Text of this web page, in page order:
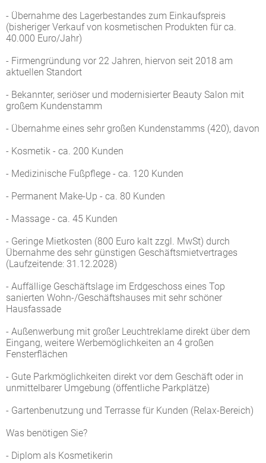
- Übernahme des Lagerbestandes zum Einkaufspreis
(bisheriger Verkauf von kosmetischen Produkten für ca.
40.000 Euro/Jahr)
- Firmengründung vor 22 Jahren, hiervon seit 2018 am
aktuellen Standort
- Bekannter, seriöser und modernisierter Beauty Salon mit
großem Kundenstamm
- Übernahme eines sehr großen Kundenstamms (420), davon
- Kosmetik - ca. 200 Kunden
- Medizinische Fußpflege - ca. 120 Kunden
- Permanent Make-Up - ca. 80 Kunden
- Massage - ca. 45 Kunden
- Geringe Mietkosten (800 Euro kalt zzgl. MwSt) durch
Übernahme des sehr günstigen Geschäftsmietvertrages
(Laufzeitende: 31.12.2028)
- Auffällige Geschäftslage im Erdgeschoss eines Top
sanierten Wohn-/Geschäftshauses mit sehr schöner
Hausfassade
- Außenwerbung mit großer Leuchtreklame direkt über dem
Eingang, weitere Werbemöglichkeiten an 4 großen
Fensterflächen
- Gute Parkmöglichkeiten direkt vor dem Geschäft oder in
unmittelbarer Umgebung (öffentliche Parkplätze)
- Gartenbenutzung und Terrasse für Kunden (Relax-Bereich)
Was benötigen Sie?
- Diplom als Kosmetikerin